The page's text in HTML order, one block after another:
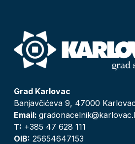
Grad Karlovac
Banjavčićeva 9, 47000 Karlovac
Email:
T: +385 47 628 111
OIB: 25654647153